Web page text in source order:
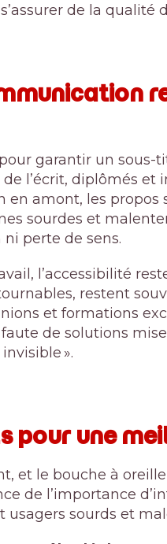
de la qualité
garantir un sous-
l’écrit, diplômés et
amont, les propos
sourdes et
perte de sens.
l’accessibilité
restent
et formations
de solutions
».
pour une
et le bouche à
de l’importance
usagers sourds et